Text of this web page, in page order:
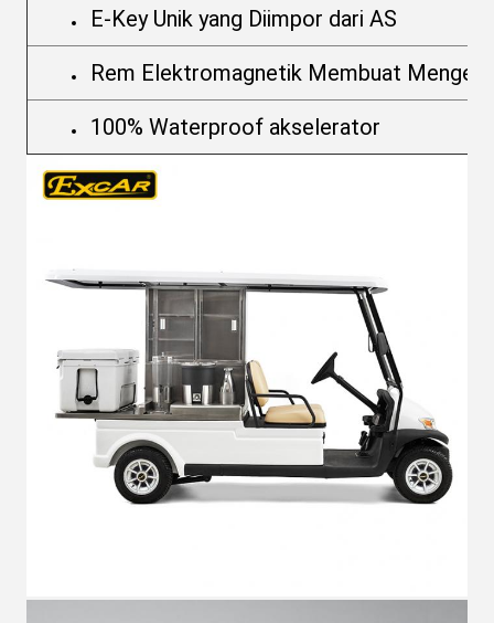
E-Key Unik yang Diimpor dari AS
Rem Elektromagnetik Membuat
100% Waterproof akselerator